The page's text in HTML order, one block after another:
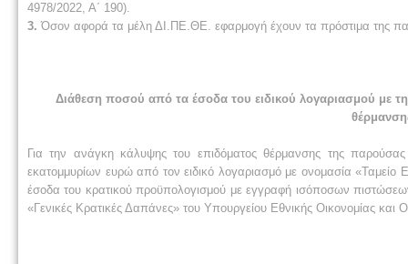
4978/2022, Α΄ 190).
3. Όσον αφορά τα μέλη ΔΙ.ΠΕ.ΘΕ. εφαρμογή έχουν τα πρόστιμα της
Διάθεση ποσού από τα έσοδα του ειδικού λογαριασμού με
Για την ανάγκη κάλυψης του επιδόματος θέρμανσης της
εκατομμυρίων ευρώ από τον ειδικό λογαριασμό με ονομασία «Ταμείο
έσοδα του κρατικού προϋπολογισμού με εγγραφή ισόποσων
«Γενικές Κρατικές Δαπάνες» του Υπουργείου Εθνικής Οικονομίας και